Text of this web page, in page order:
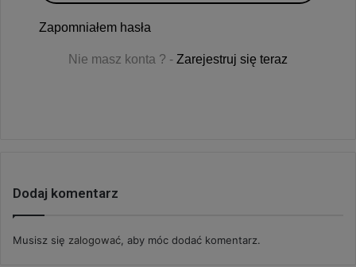
Zapomniałem hasła
Nie masz konta ? - Zarejestruj się teraz
Dodaj komentarz
Musisz się zalogować, aby móc dodać komentarz.